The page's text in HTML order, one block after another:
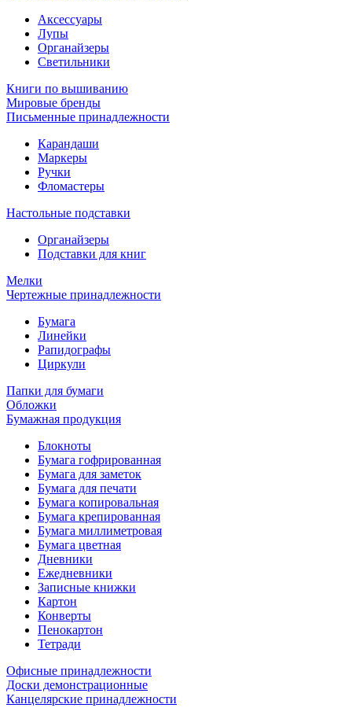
Аксессуары
Лупы
Органайзеры
Светильники
Книги по вышиванию
Мировые бренды
Письменные принадлежности
Карандаши
Маркеры
Ручки
Фломастеры
Настольные подставки
Органайзеры
Подставки для книг
Мелки
Чертежные принадлежности
Бумага
Линейки
Рапидографы
Циркули
Папки для бумаги
Обложки
Бумажная продукция
Блокноты
Бумага гофрированная
Бумага для заметок
Бумага для печати
Бумага копировальная
Бумага крепированная
Бумага миллиметровая
Бумага цветная
Дневники
Ежедневники
Записные книжки
Картон
Конверты
Пенокартон
Тетради
Офисные принадлежности
Доски демонстрационные
Канцелярские принадлежности